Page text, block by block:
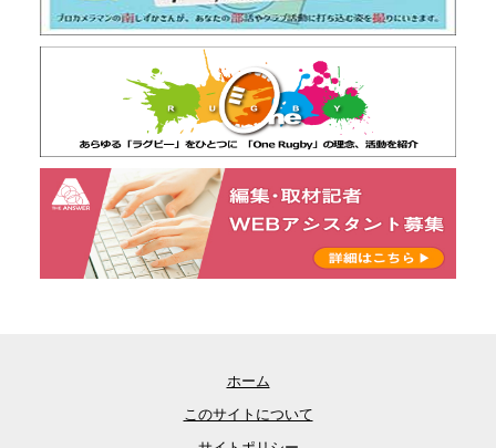
ホーム
このサイトについて